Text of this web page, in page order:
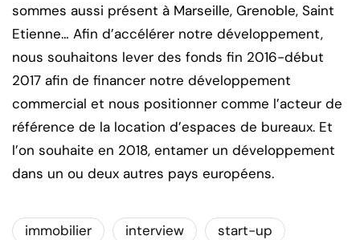
sommes aussi présent à Marseille, Grenoble, Saint
Etienne… Afin d’accélérer notre développement,
nous souhaitons lever des fonds fin 2016-début
2017 afin de financer notre développement
commercial et nous positionner comme l’acteur de
référence de la location d’espaces de bureaux. Et
l’on souhaite en 2018, entamer un développement
dans un ou deux autres pays européens.
immobilier interview start-up